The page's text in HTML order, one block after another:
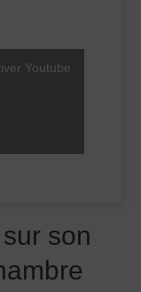
Youtube
son